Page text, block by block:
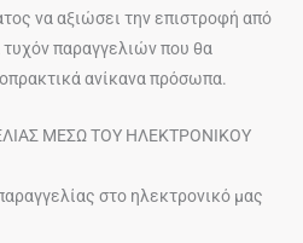
να αξιώσει την επιστροφή από
παραγγελιών που θα
ανίκανα πρόσωπα.
ΜΕΣΩ ΤΟΥ ΗΛΕΚΤΡΟΝΙΚΟΥ
στο ηλεκτρονικό μας